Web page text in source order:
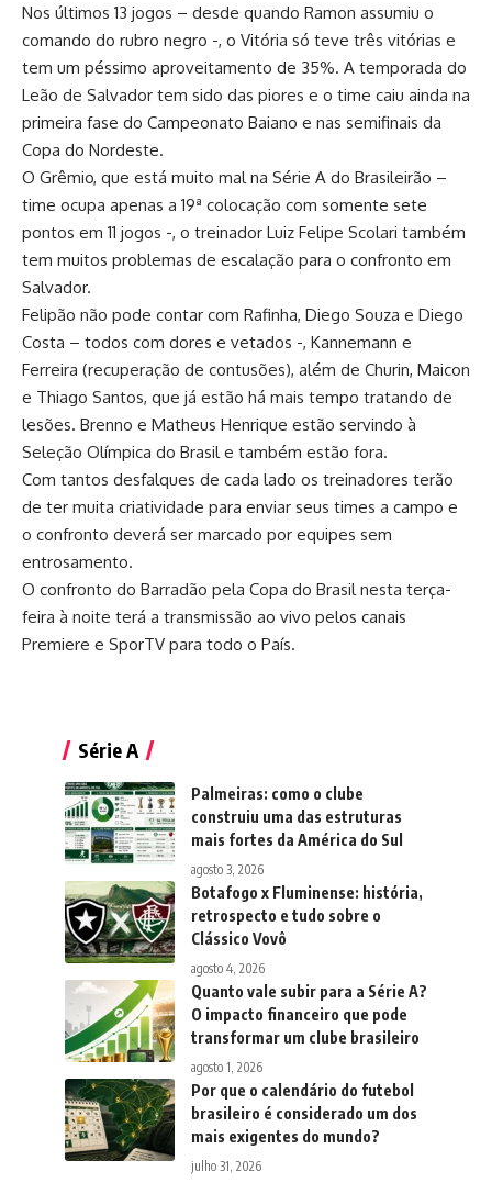
Nos últimos 13 jogos – desde quando Ramon assumiu o
comando do rubro negro -, o Vitória só teve três vitórias e
tem um péssimo aproveitamento de 35%. A temporada do
Leão de Salvador tem sido das piores e o time caiu ainda na
primeira fase do Campeonato Baiano e nas semifinais da
Copa do Nordeste.
O Grêmio, que está muito mal na Série A do Brasileirão –
time ocupa apenas a 19ª colocação com somente sete
pontos em 11 jogos -, o treinador Luiz Felipe Scolari também
tem muitos problemas de escalação para o confronto em
Salvador.
Felipão não pode contar com Rafinha, Diego Souza e Diego
Costa – todos com dores e vetados -, Kannemann e
Ferreira (recuperação de contusões), além de Churin, Maicon
e Thiago Santos, que já estão há mais tempo tratando de
lesões. Brenno e Matheus Henrique estão servindo à
Seleção Olímpica do Brasil e também estão fora.
Com tantos desfalques de cada lado os treinadores terão
de ter muita criatividade para enviar seus times a campo e
o confronto deverá ser marcado por equipes sem
entrosamento.
O confronto do Barradão pela Copa do Brasil nesta terça-
feira à noite terá a transmissão ao vivo pelos canais
Premiere e SporTV para todo o País.
Série A
Palmeiras: como o clube
construiu uma das estruturas
mais fortes da América do Sul
agosto 3, 2026
Botafogo x Fluminense: história,
retrospecto e tudo sobre o
Clássico Vovô
agosto 4, 2026
Quanto vale subir para a Série A?
O impacto financeiro que pode
transformar um clube brasileiro
agosto 1, 2026
Por que o calendário do futebol
brasileiro é considerado um dos
mais exigentes do mundo?
julho 31, 2026